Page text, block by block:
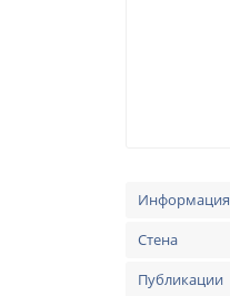
Информация
Стена
Публикации